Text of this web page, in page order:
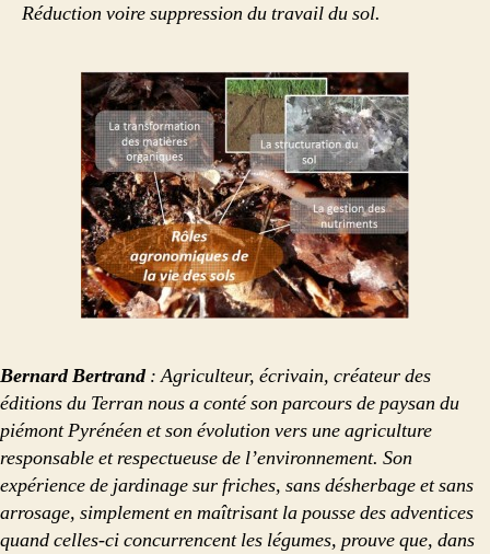
Réduction voire suppression du travail du sol.
Bernard Bertrand: Agriculteur, écrivain, créateur des
éditions du Terran nous a conté son parcours de paysan du
piémont Pyrénéen et son évolution vers une agriculture
responsable et respectueuse de l’environnement. Son
expérience de jardinage sur friches, sans désherbage et sans
arrosage, simplement en maîtrisant la pousse des adventices
quand celles-ci concurrencent les légumes, prouve que, dans